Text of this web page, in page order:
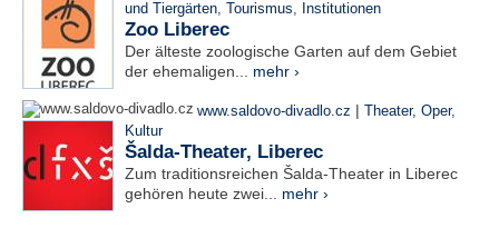
und Tiergärten, Tourismus, Institutionen
Zoo Liberec
Der älteste zoologische Garten auf dem Gebiet
der ehemaligen... mehr ›
www.saldovo-divadlo.cz | Theater, Oper,
Kultur
Šalda-Theater, Liberec
Zum traditionsreichen Šalda-Theater in Liberec
gehören heute zwei... mehr ›